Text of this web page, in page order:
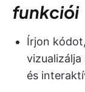
funkciói
Írjon
és